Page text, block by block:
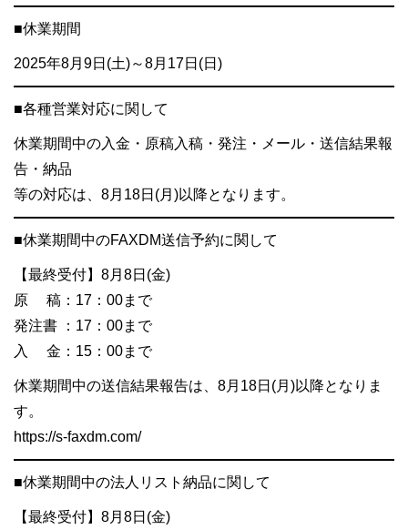
■休業期間
2025年8月9日(土)～8月17日(日)
■各種営業対応に関して
休業期間中の入金・原稿入稿・発注・メール・送信結果報
告・納品
等の対応は、8月18日(月)以降となります。
■休業期間中のFAXDM送信予約に関して
【最終受付】8月8日(金)
原 稿：17：00まで
発注書 ：17：00まで
入 金：15：00まで
休業期間中の送信結果報告は、8月18日(月)以降となりま
す。
https://s-faxdm.com/
■休業期間中の法人リスト納品に関して
【最終受付】8月8日(金)